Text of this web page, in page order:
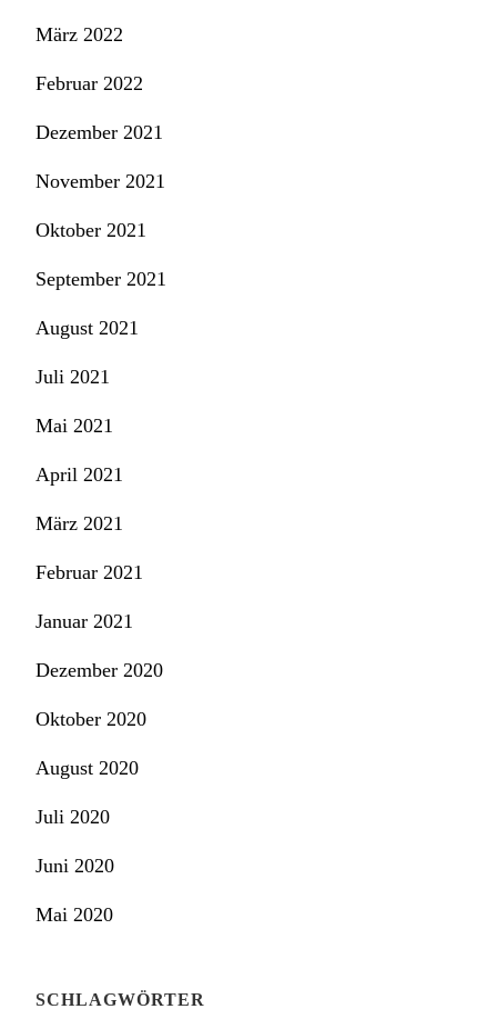
März 2022
Februar 2022
Dezember 2021
November 2021
Oktober 2021
September 2021
August 2021
Juli 2021
Mai 2021
April 2021
März 2021
Februar 2021
Januar 2021
Dezember 2020
Oktober 2020
August 2020
Juli 2020
Juni 2020
Mai 2020
SCHLAGWÖRTER